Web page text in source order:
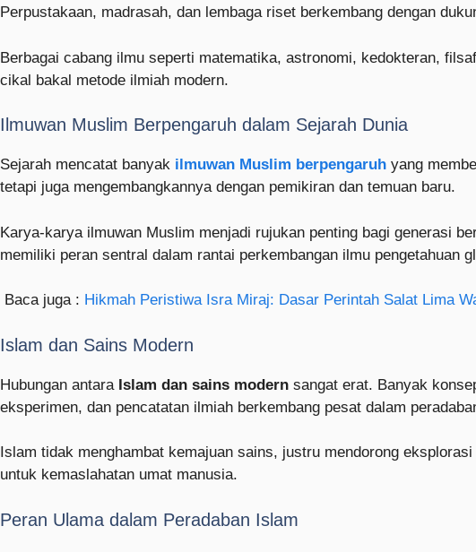
Perpustakaan, madrasah, dan lembaga riset berkembang dengan
Berbagai cabang ilmu seperti matematika, astronomi, kedokteran,
cikal bakal metode ilmiah modern.
Ilmuwan Muslim Berpengaruh dalam Sejarah Dunia
Sejarah mencatat banyak ilmuwan Muslim berpengaruh yang
tetapi juga mengembangkannya dengan pemikiran dan temuan baru.
Karya-karya ilmuwan Muslim menjadi rujukan penting bagi generasi
memiliki peran sentral dalam rantai perkembangan ilmu pengetahuan
Baca juga : Hikmah Peristiwa Isra Miraj: Dasar Perintah Salat Lima
Islam dan Sains Modern
Hubungan antara Islam dan sains modern sangat erat. Banyak
eksperimen, dan pencatatan ilmiah berkembang pesat dalam
Islam tidak menghambat kemajuan sains, justru mendorong
untuk kemaslahatan umat manusia.
Peran Ulama dalam Peradaban Islam